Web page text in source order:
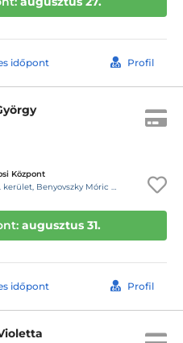
időpont Profil
Központ
Benyovszky Móric utca 10.
augusztus 31.
időpont Profil